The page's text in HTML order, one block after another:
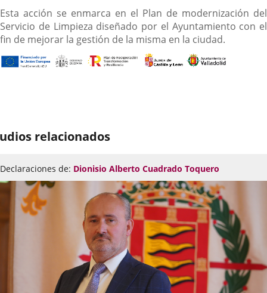
Esta acción se enmarca en el Plan de modernización del
Servicio de Limpieza diseñado por el Ayuntamiento con el
fin de mejorar la gestión de la misma en la ciudad.
relacionados
Declaraciones de: Dionisio Alberto Cuadrado Toquero